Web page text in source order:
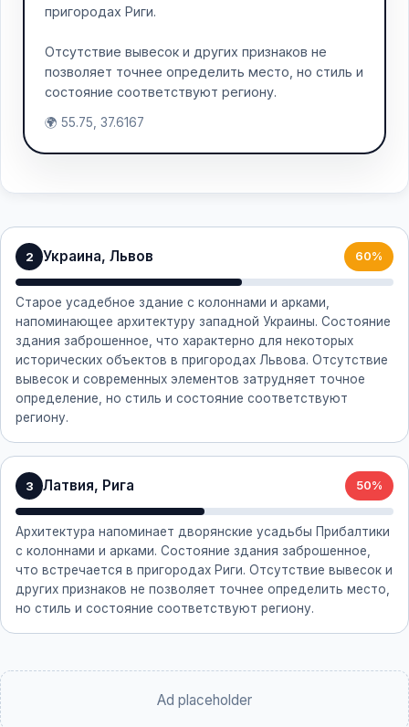
пригородах Риги.
Отсутствие вывесок и других признаков не
позволяет точнее определить место, но стиль и
состояние соответствуют региону.
🌍 55.75, 37.6167
2 Украина, Львов 60%
Старое усадебное здание с колоннами и арками,
напоминающее архитектуру западной Украины. Состояние
здания заброшенное, что характерно для некоторых
исторических объектов в пригородах Львова. Отсутствие
вывесок и современных элементов затрудняет точное
определение, но стиль и состояние соответствуют
региону.
3 Латвия, Рига 50%
Архитектура напоминает дворянские усадьбы Прибалтики
с колоннами и арками. Состояние здания заброшенное,
что встречается в пригородах Риги. Отсутствие вывесок и
других признаков не позволяет точнее определить место,
но стиль и состояние соответствуют региону.
Ad placeholder